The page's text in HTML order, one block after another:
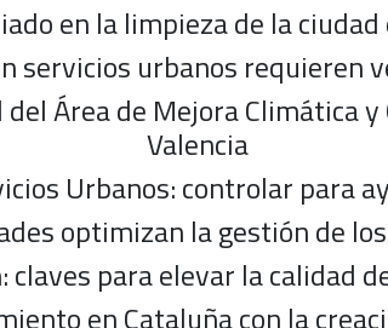
en la limpieza de la
servicios urbanos requieren
Área de Mejora Climática
Valencia
Urbanos: controlar para
optimizan la gestión de
para elevar la calidad
en Cataluña con la